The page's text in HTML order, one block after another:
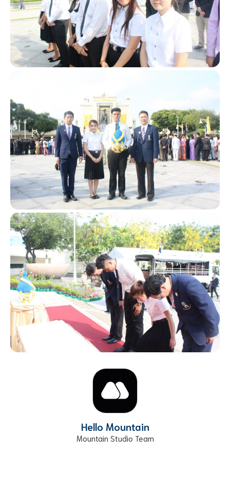
Hello Mountain
Mountain Studio Team